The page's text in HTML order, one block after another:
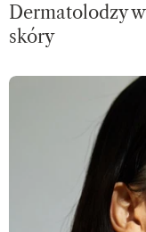
Dermatolodzy
skóry